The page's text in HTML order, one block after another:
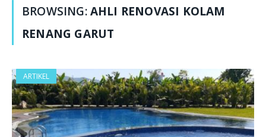
BROWSING:AHLI RENOVASI KOLAM
RENANG GARUT
ARTIKEL